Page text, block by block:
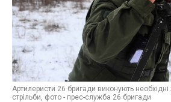
Артилеристи 26 бригади виконують
стрільби, фото - прес-служба 26 бригади